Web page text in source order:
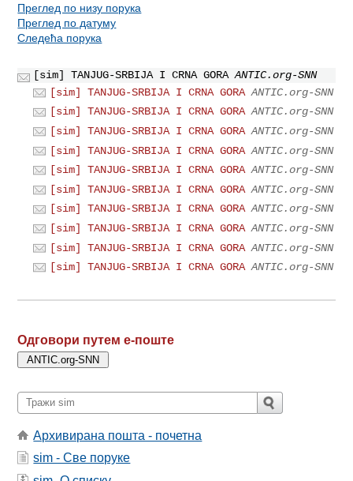
Преглед по низу порука
Преглед по датуму
Следећа порука
[sim] TANJUG-SRBIJA I CRNA GORA ANTIC.org-SNN
[sim] TANJUG-SRBIJA I CRNA GORA ANTIC.org-SNN
[sim] TANJUG-SRBIJA I CRNA GORA ANTIC.org-SNN
[sim] TANJUG-SRBIJA I CRNA GORA ANTIC.org-SNN
[sim] TANJUG-SRBIJA I CRNA GORA ANTIC.org-SNN
[sim] TANJUG-SRBIJA I CRNA GORA ANTIC.org-SNN
[sim] TANJUG-SRBIJA I CRNA GORA ANTIC.org-SNN
[sim] TANJUG-SRBIJA I CRNA GORA ANTIC.org-SNN
[sim] TANJUG-SRBIJA I CRNA GORA ANTIC.org-SNN
[sim] TANJUG-SRBIJA I CRNA GORA ANTIC.org-SNN
[sim] TANJUG-SRBIJA I CRNA GORA ANTIC.org-SNN
Одговори путем е-поште
Архивирана пошта - почетна
sim - Све поруке